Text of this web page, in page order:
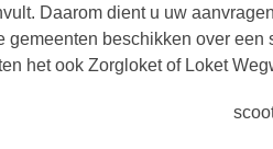
Daarom dient u uw
gemeenten beschikken over
het ook Zorgloket of Loket